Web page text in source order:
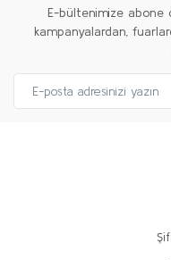
E-bültenimize abone
kampanyalardan,